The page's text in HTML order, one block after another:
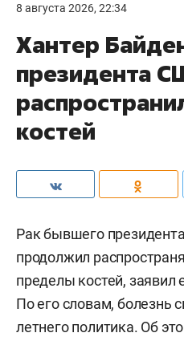
8 августа 2026, 22:34
Хантер
президента
костей
Рак бывшего
продолжил
пределы костей, заявил
По его словам, болезнь
летнего политика. Об